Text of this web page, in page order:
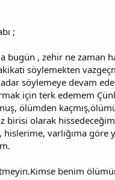
;
bugün , zehir ne zaman
söylemekten
söylemeye devam
için terk edemem
ölümden
birisi olarak
varlığıma göre
benim